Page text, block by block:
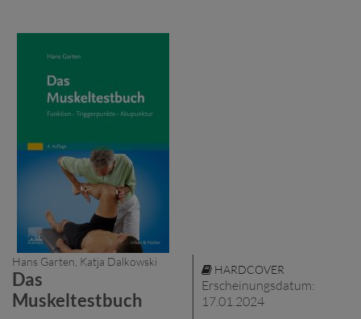
Hans Garten, Katja Dalkowski
Das
Muskeltestbuch
HARDCOVER
Erscheinungsdatum:
17.01.2024